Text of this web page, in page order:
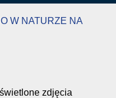
W NATURZE NA
zdjęcia